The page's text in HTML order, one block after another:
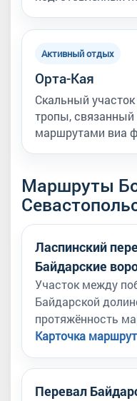
Активный отдых
Орта-Кая
Скальный
тропы,
маршрутами виа
Маршруты
Ласпинский
Байдарские
Участок между
Байдарской
протяжённость
Карточка
Перевал